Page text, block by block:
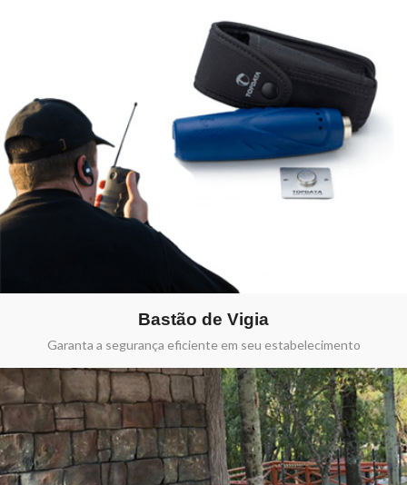
Bastão de Vigia
Garanta a segurança eficiente em seu estabelecimento